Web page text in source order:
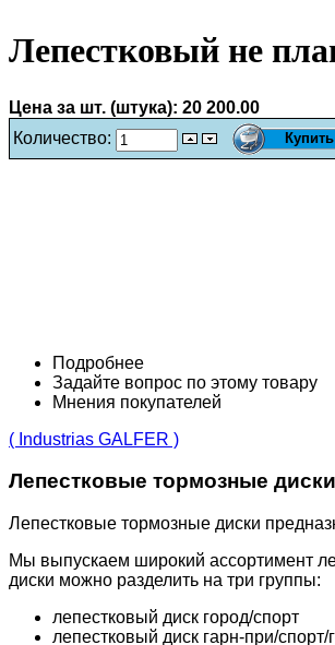
Лепестковый не
Цена за шт. (штука): 20 200.00
Количество:
Подробнее
Задайте вопрос по этому товару
Мнения покупателей
( Industrias GALFER )
Лепестковые тормозные
Лепестковые тормозные диски
Мы выпускаем широкий ассортимент
диски можно разделить на три группы:
лепестковый диск город/спорт
лепестковый диск гарн-при/спорт/